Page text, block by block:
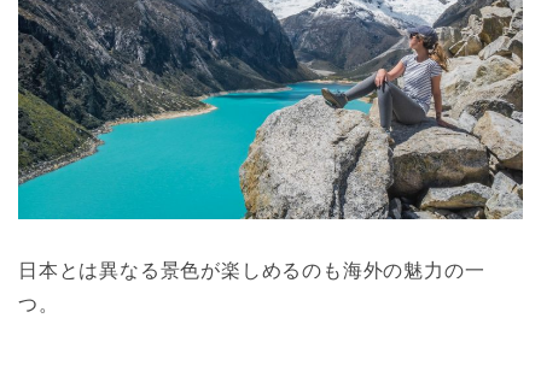
日本とは異なる景色が楽しめるのも海外の魅力の一
つ。